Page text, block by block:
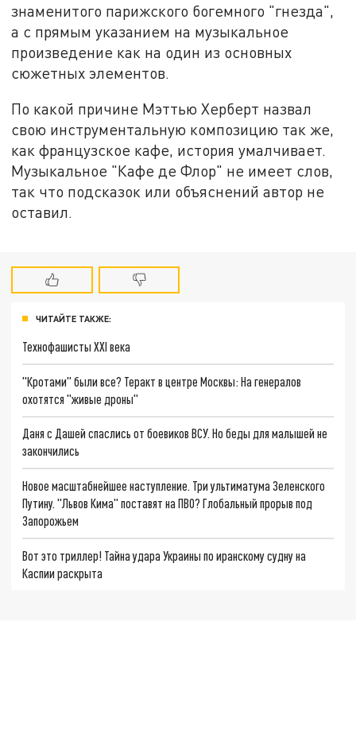
знаменитого парижского богемного "гнезда",
а с прямым указанием на музыкальное
произведение как на один из основных
сюжетных элементов.
По какой причине Мэттью Херберт назвал
свою инструментальную композицию так же,
как французское кафе, история умалчивает.
Музыкальное "Кафе де Флор" не имеет слов,
так что подсказок или объяснений автор не
оставил.
ЧИТАЙТЕ ТАКЖЕ:
Технофашисты XXI века
"Кротами" были все? Теракт в центре Москвы: На генералов
охотятся "живые дроны"
Даня с Дашей спаслись от боевиков ВСУ. Но беды для малышей не
закончились
Новое масштабнейшее наступление. Три ультиматума Зеленского
Путину. "Львов Кима" поставят на ПВО? Глобальный прорыв под
Запорожьем
Вот это триллер! Тайна удара Украины по иранскому судну на
Каспии раскрыта